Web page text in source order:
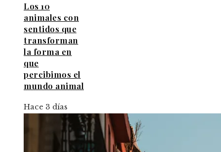
Los 10
animales con
sentidos que
transforman
la forma en
que
percibimos el
mundo animal
Hace 3 días